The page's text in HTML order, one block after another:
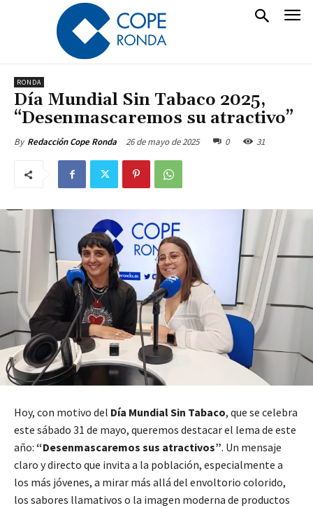
RONDA
Día Mundial Sin Tabaco 2025,
“Desenmascaremos su atractivo”
By Redacción Cope Ronda 26 de mayo de 2025 0 31
Hoy, con motivo del Día Mundial Sin Tabaco, que se celebra
este sábado 31 de mayo, queremos destacar el lema de este
año: “Desenmascaremos sus atractivos”. Un mensaje
claro y directo que invita a la población, especialmente a
los más jóvenes, a mirar más allá del envoltorio colorido,
los sabores llamativos o la imagen moderna de productos